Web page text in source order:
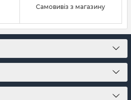
Самовивіз з магазину